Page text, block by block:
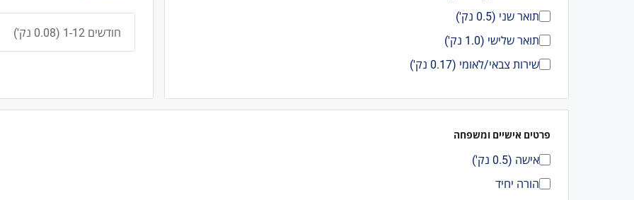
תואר שני (0.5 נק')
תואר שלישי (1.0 נק')
שירות צבאי/לאומי (0.17 נק')
פרטים אישיים ומשפחה
אישה (0.5 נק')
הורה יחיד